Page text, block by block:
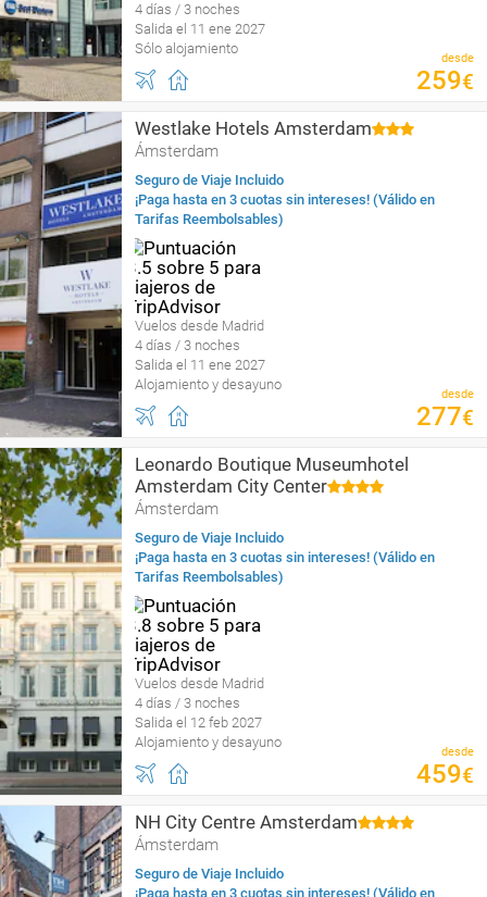
4 días / 3 noches
Salida el 11 ene 2027
Sólo alojamiento
desde
259€
Westlake Hotels Amsterdam
Ámsterdam
Seguro de Viaje Incluido
¡Paga hasta en 3 cuotas sin intereses! (Válido en
Tarifas Reembolsables)
Vuelos desde Madrid
4 días / 3 noches
Salida el 11 ene 2027
Alojamiento y desayuno
desde
277€
Leonardo Boutique Museumhotel
Amsterdam City Center
Ámsterdam
Seguro de Viaje Incluido
¡Paga hasta en 3 cuotas sin intereses! (Válido en
Tarifas Reembolsables)
Vuelos desde Madrid
4 días / 3 noches
Salida el 12 feb 2027
Alojamiento y desayuno
desde
459€
NH City Centre Amsterdam
Ámsterdam
Seguro de Viaje Incluido
¡Paga hasta en 3 cuotas sin intereses! (Válido en